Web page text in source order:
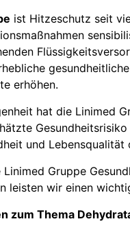
ist Hitzeschutz seit
erhöhen.
hat die Linimed
und
Gruppe
leisten wir einen
zum Thema